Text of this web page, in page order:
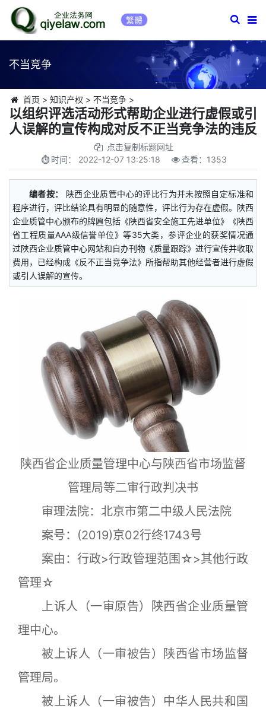
繁體
不当竞争
首页 > 知识产权 > 不当竞争>
以组织评选活动形式帮助企业进行虚假或引
人误解的宣传构成对反不正当竞争法的违反
点击复制标题网址
时间： 2022-12-07 13:25:18 查看： 1353
编者按：
陕西企业质管中心的评比行为并未按照自定标准和
程序进行，评比结论具有明显的随意性，评比行为存在虚假。陕西
企业质管中心颁布的牌匾包括《陕西省安全施工先进单位》《陕西
省工程质量AAA级信誉单位》等35大类，参评企业的获奖情况通
过陕西企业质管中心网站和自办刊物《质量跟踪》进行宣传并收取
费用，已经构成《反不正当竞争法》所指帮助其他经营者进行虚假
或引人误解的宣传。
陕西省企业质量管理中心与陕西省市场监督
管理局等二审行政判决书
审理法院：北京市第二中级人民法院
案号：(2019)京02行终1743号
案由：行政>行政管理范围☆>其他行政
管理☆
上诉人（一审原告）陕西省企业质量管
理中心。
被上诉人（一审被告）陕西省市场监督
管理局。
被上诉人（一审被告）中华人民共和国